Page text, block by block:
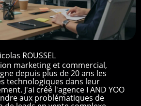
ROUSSEL
marketing et commercial,
depuis plus de 20 ans les
technologiques dans leur
J'ai créé l'agence I AND YOO
aux problématiques de